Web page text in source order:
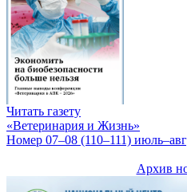
Читать газету
«Ветеринария и Жизнь»
Номер 07–08 (110–111)
Архив